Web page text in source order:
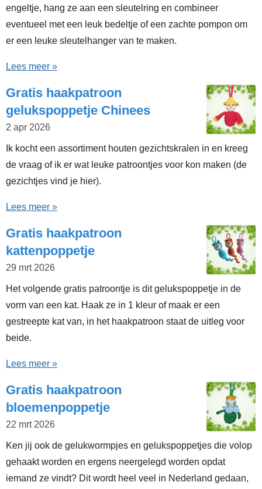
engeltje, hang ze aan een sleutelring en combineer
eventueel met een leuk bedeltje of een zachte pompon om
er een leuke sleutelhanger van te maken.
Lees meer »
Gratis haakpatroon
gelukspoppetje Chinees
2 apr 2026
Ik kocht een assortiment houten gezichtskralen in en kreeg
de vraag of ik er wat leuke patroontjes voor kon maken (de
gezichtjes vind je hier).
Lees meer »
Gratis haakpatroon
kattenpoppetje
29 mrt 2026
Het volgende gratis patroontje is dit gelukspoppetje in de
vorm van een kat. Haak ze in 1 kleur of maak er een
gestreepte kat van, in het haakpatroon staat de uitleg voor
beide.
Lees meer »
Gratis haakpatroon
bloemenpoppetje
22 mrt 2026
Ken jij ook de gelukwormpjes en gelukspoppetjes die volop
gehaakt worden en ergens neergelegd worden opdat
iemand ze vindt? Dit wordt heel veel in Nederland gedaan,